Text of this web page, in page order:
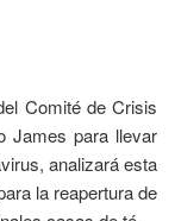
Comité de Crisis
James para llevar
analizará esta
la reapertura de